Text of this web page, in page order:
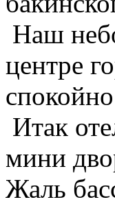
Наш
центре
Итак
мини
Жаль